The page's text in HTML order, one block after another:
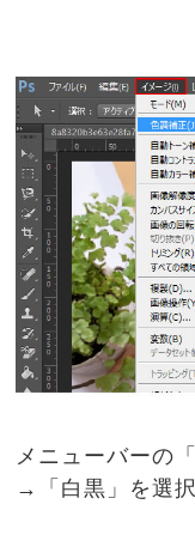
メニューバーの
→「白黒」を選択